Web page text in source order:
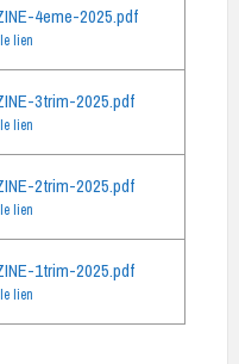
4eme-2025.pdf
lien
3trim-2025.pdf
lien
2trim-2025.pdf
lien
1trim-2025.pdf
lien